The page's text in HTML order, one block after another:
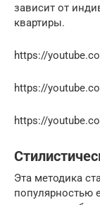
зависит от
квартиры.
https://
https://
https://
Эта методика
популярностью